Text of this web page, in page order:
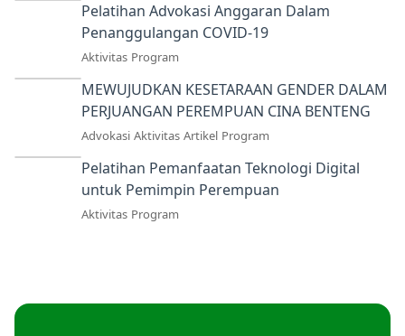
Pelatihan Advokasi Anggaran Dalam
Penanggulangan COVID-19
Aktivitas Program
MEWUJUDKAN KESETARAAN GENDER DALAM
PERJUANGAN PEREMPUAN CINA BENTENG
Advokasi Aktivitas Artikel Program
Pelatihan Pemanfaatan Teknologi Digital
untuk Pemimpin Perempuan
Aktivitas Program